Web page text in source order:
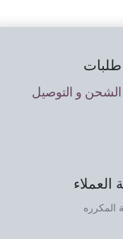
طلبات
الشحن و التوصيل
العملاء
المكرره